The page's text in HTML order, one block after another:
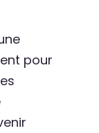
pour